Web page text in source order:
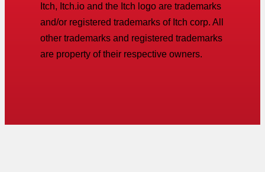
Itch, Itch.io and the Itch logo are trademarks
and/or registered trademarks of Itch corp. All
other trademarks and registered trademarks
are property of their respective owners.